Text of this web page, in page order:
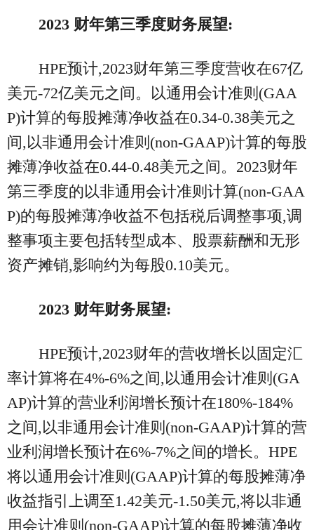
2023 财年第三季度财务展望:
HPE预计,2023财年第三季度营收在67亿
美元-72亿美元之间。以通用会计准则(GAA
P)计算的每股摊薄净收益在0.34-0.38美元之
间,以非通用会计准则(non-GAAP)计算的每股
摊薄净收益在0.44-0.48美元之间。2023财年
第三季度的以非通用会计准则计算(non-GAA
P)的每股摊薄净收益不包括税后调整事项,调
整事项主要包括转型成本、股票薪酬和无形
资产摊销,影响约为每股0.10美元。
2023 财年财务展望:
HPE预计,2023财年的营收增长以固定汇
率计算将在4%-6%之间,以通用会计准则(GA
AP)计算的营业利润增长预计在180%-184%
之间,以非通用会计准则(non-GAAP)计算的营
业利润增长预计在6%-7%之间的增长。HPE
将以通用会计准则(GAAP)计算的每股摊薄净
收益指引上调至1.42美元-1.50美元,将以非通
用会计准则(non-GAAP)计算的每股摊薄净收